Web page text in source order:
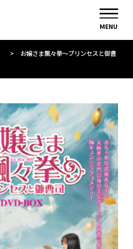
>
お嬢さま飄々拳～プリンセスと御曹